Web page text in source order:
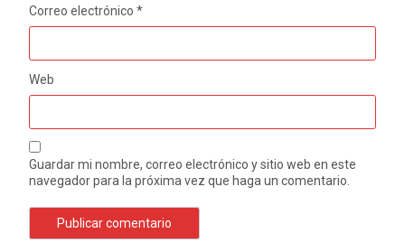
Correo electrónico*
Web
Guardar mi nombre, correo electrónico y sitio web en este
navegador para la próxima vez que haga un comentario.